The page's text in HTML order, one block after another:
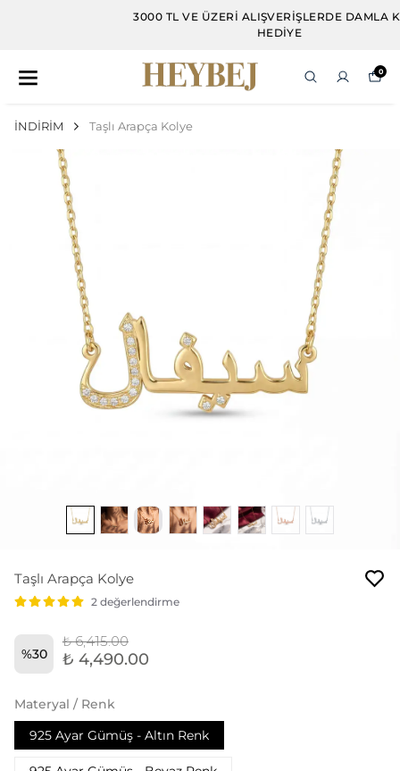
3000 TL VE ÜZERI ALIŞVERIŞLERDE DAMLA KÜPE
0
İNDİRİM Taşlı Arapça Kolye
Taşlı Arapça Kolye
2 değerlendirme
%30
₺ 6,415.00
₺ 4,490.00
Materyal / Renk
925 Ayar Gümüş - Altın Renk